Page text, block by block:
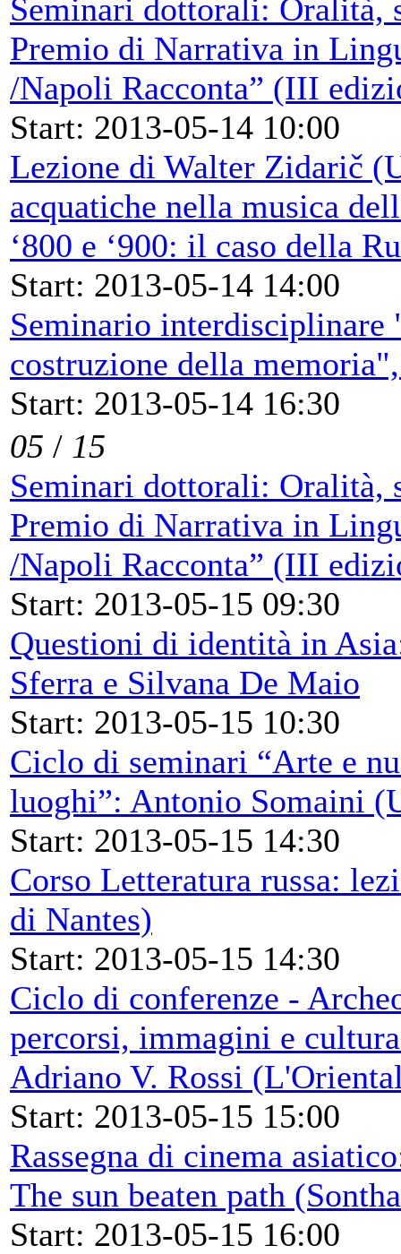
Seminari dottorali: Oralità,
Premio di Narrativa in
/Napoli Racconta” (III
Start: 2013-05-14 10:00
Lezione di Walter Zidarič
acquatiche nella musica
‘800 e ‘900: il caso della
Start: 2013-05-14 14:00
Seminario
costruzione della
Start: 2013-05-14 16:30
05 / 15
Seminari dottorali: Oralità,
Premio di Narrativa in
/Napoli Racconta” (III
Start: 2013-05-15 09:30
Questioni di identità in
Sferra e Silvana De Maio
Start: 2013-05-15 10:30
Ciclo di seminari “Arte e
luoghi”: Antonio Somaini
Start: 2013-05-15 14:30
Corso Letteratura russa:
di Nantes)
Start: 2013-05-15 14:30
Ciclo di conferenze -
percorsi, immagini e
Adriano V. Rossi
Start: 2013-05-15 15:00
Rassegna di cinema
The sun beaten path
Start: 2013-05-15 16:00